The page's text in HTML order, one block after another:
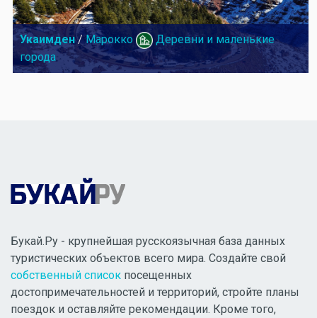
Укаимден/ Марокко
Деревни и маленькие
города
Букай.Ру - крупнейшая русскоязычная база данных
туристических объектов всего мира. Создайте свой
собственный список посещенных
достопримечательностей и территорий, стройте планы
поездок и оставляйте рекомендации. Кроме того,